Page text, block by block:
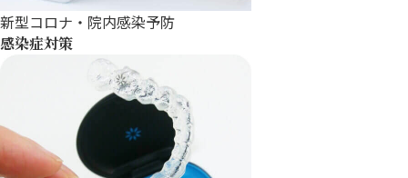
新型コロナ・院内感染予防
感染症対策